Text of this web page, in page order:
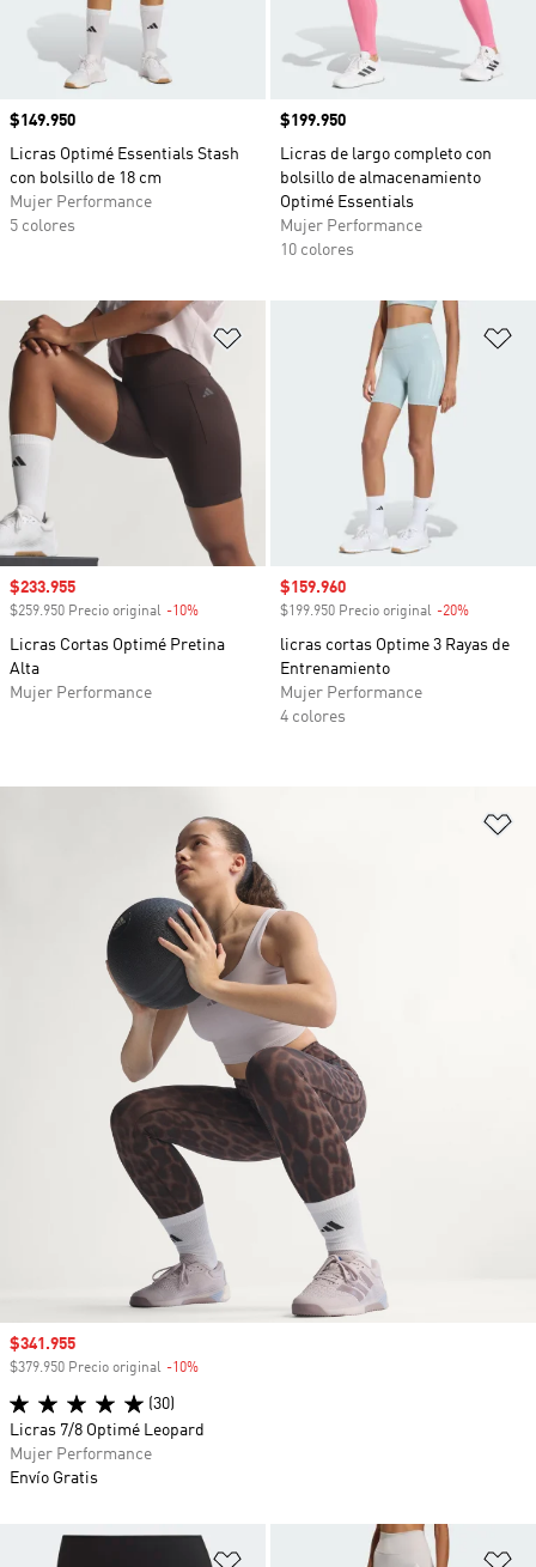
Precio
$149.950
Licras Optimé Essentials Stash
con bolsillo de 18 cm
Mujer Performance
5 colores
Precio
$199.950
Licras de largo completo con
bolsillo de almacenamiento
Optimé Essentials
Mujer Performance
10 colores
Añadir a la lista de deseos
Precio de venta
$233.955
$259.950 Precio original -10%
Licras Cortas Optimé Pretina
Alta
Mujer Performance
Precio de venta
$159.960
$199.950 Precio original -20%
licras cortas Optime 3 Rayas de
Entrenamiento
Mujer Performance
4 colores
Añadir a la lista de deseos
Precio de venta
$341.955
$379.950 Precio original -10%
(30)
Licras 7/8 Optimé Leopard
Mujer Performance
Envío Gratis